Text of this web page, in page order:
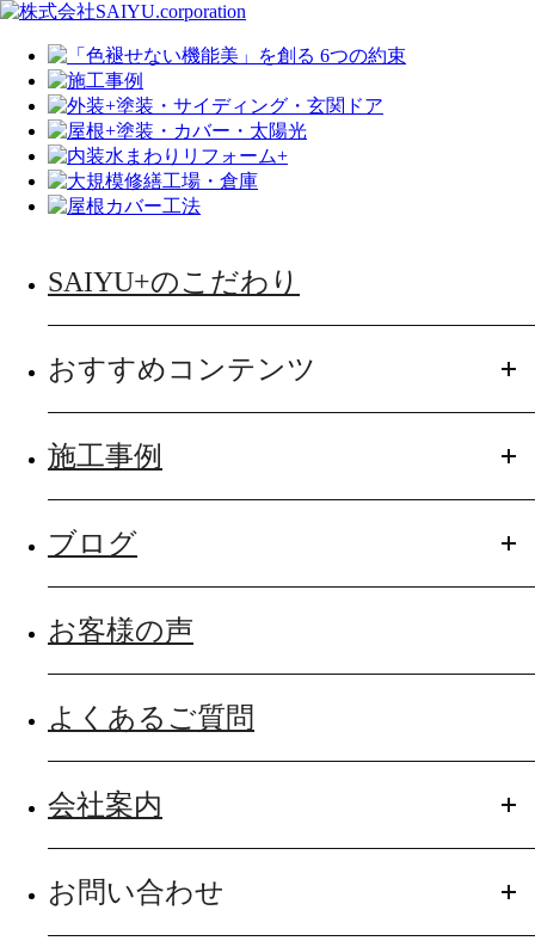
SAIYU+のこだわり
おすすめコンテンツ
施工事例
ブログ
お客様の声
よくあるご質問
会社案内
お問い合わせ